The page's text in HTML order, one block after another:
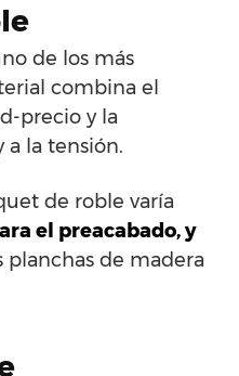
de los más
combina el
precio y la
a la tensión.
de roble varía
el preacabado, y
planchas de madera